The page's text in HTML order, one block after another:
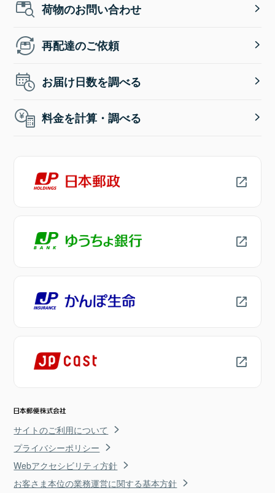
荷物のお問い合わせ
再配達のご依頼
お届け日数を調べる
料金を計算・調べる
サイトのご利用について
プライバシーポリシー
Webアクセシビリティ方針
お客さま本位の業務運営に関する基本方針